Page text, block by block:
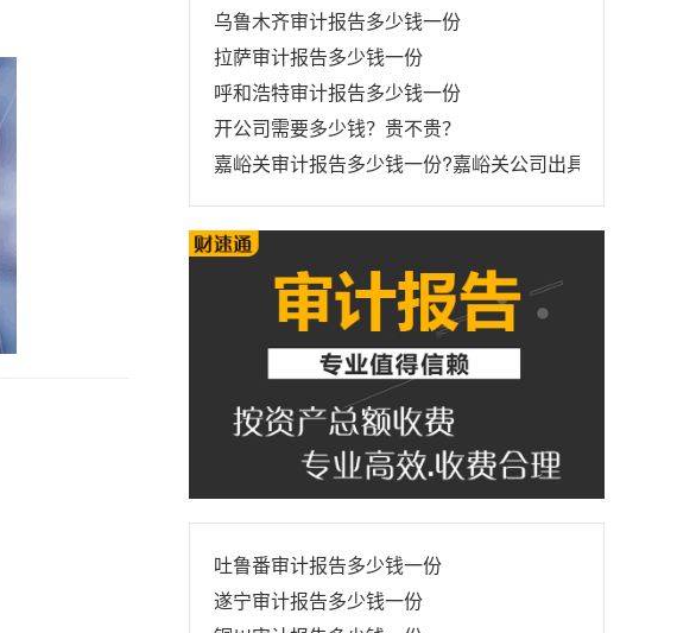
乌鲁木齐审计报告多少钱一份
拉萨审计报告多少钱一份
呼和浩特审计报告多少钱一份
开公司需要多少钱？贵不贵？
嘉峪关审计报告多少钱一份?嘉峪关公司出具年度财务审
吐鲁番审计报告多少钱一份
遂宁审计报告多少钱一份